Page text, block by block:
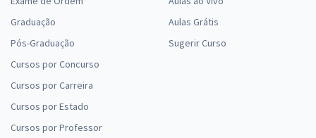
Graduação
Pós-Graduação
Cursos por Concurso
Cursos por Carreira
Cursos por Estado
Cursos por Professor
Aulas Grátis
Sugerir Curso